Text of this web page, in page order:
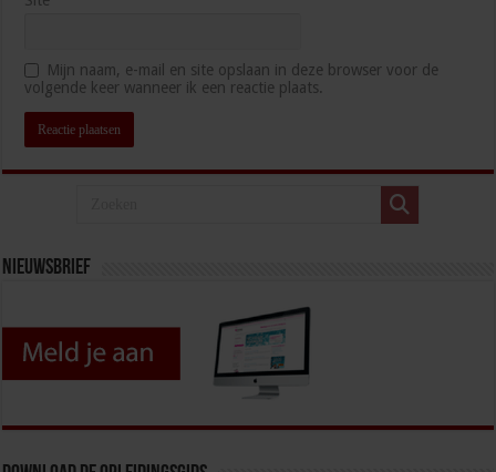
Mijn naam, e-mail en site opslaan in deze browser voor de
volgende keer wanneer ik een reactie plaats.
Nieuwsbrief